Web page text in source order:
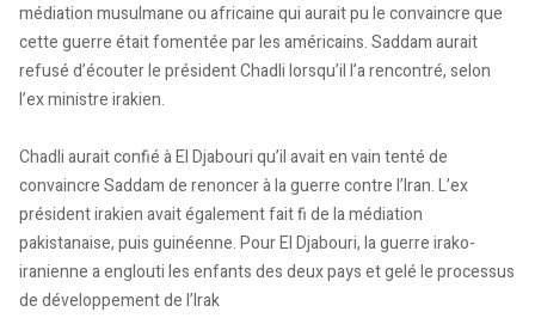
médiation musulmane ou africaine qui aurait pu le convaincre que
cette guerre était fomentée par les américains. Saddam aurait
refusé d’écouter le président Chadli lorsqu’il l’a rencontré, selon
l’ex ministre irakien.
Chadli aurait confié à El Djabouri qu’il avait en vain tenté de
convaincre Saddam de renoncer à la guerre contre l’Iran. L’ex
président irakien avait également fait fi de la médiation
pakistanaise, puis guinéenne. Pour El Djabouri, la guerre irako-
iranienne a englouti les enfants des deux pays et gelé le processus
de développement de l’Irak